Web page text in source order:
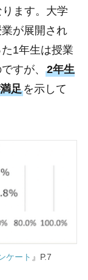
ます。大学
が展開され
1年生は授業
すが、 2年生
足を示して
ケート 』P.7